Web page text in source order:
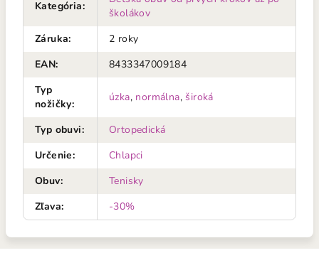
Kategória:
školákov
Záruka:
2 roky
EAN:
8433347009184
Typ
nožičky:
úzka, normálna, široká
Typ obuvi:
Ortopedická
Určenie:
Chlapci
Obuv:
Tenisky
Zľava: -30%